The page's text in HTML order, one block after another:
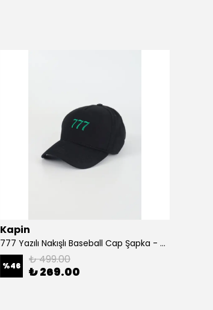
Kapin
777 Yazılı Nakışlı Baseball Cap Şapka - Siyah
%46 ₺ 499.00
₺ 269.00